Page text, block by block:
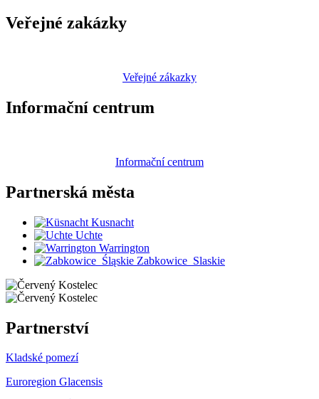
Veřejné zakázky
Veřejné zákazky
Informační centrum
Informační centrum
Partnerská města
Kusnacht
Uchte
Warrington
Zabkowice_Slaskie
Partnerství
Kladské pomezí
Euroregion Glacensis